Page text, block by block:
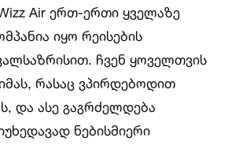
Air ერთ-ერთი ყველაზე
იყო რეისების
ჩვენ ყოველთვის
რასაც ვპირდებოდით
და ასე გაგრძელდება
ნებისმიერი